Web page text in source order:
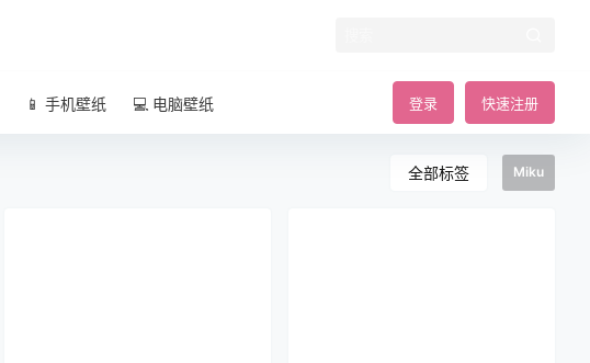
登录 快速注册
📱 手机壁纸 💻 电脑壁纸
全部标签 Miku